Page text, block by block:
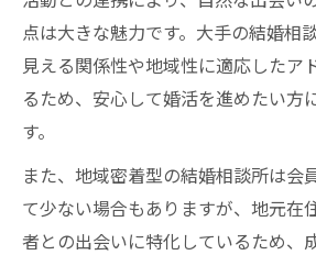
点は大きな魅力です。大手の結婚相
見える関係性や地域性に適応したア
るため、安心して婚活を進めたい方
す。
また、地域密着型の結婚相談所は会
て少ない場合もありますが、地元在
者との出会いに特化しているため、